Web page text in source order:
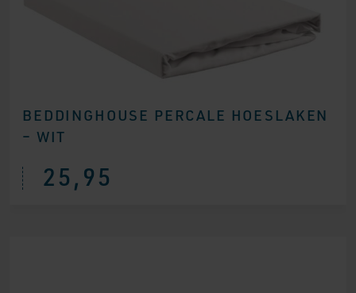
BEDDINGHOUSE PERCALE HOESLAKEN
– WIT
25,95